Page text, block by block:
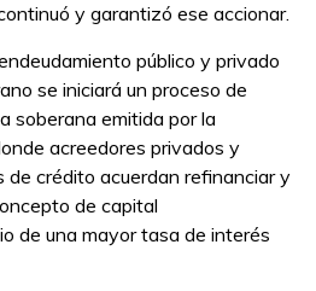
y garantizó ese accionar.
público y privado
se iniciará un proceso de
soberana emitida por la
acreedores privados y
de crédito acuerdan refinanciar y
de capital
de una mayor tasa de interés